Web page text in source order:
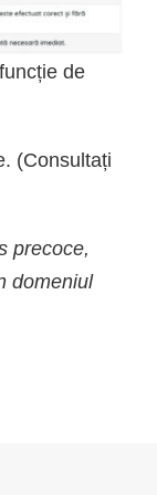
de
(Consultați
precoce,
domeniul